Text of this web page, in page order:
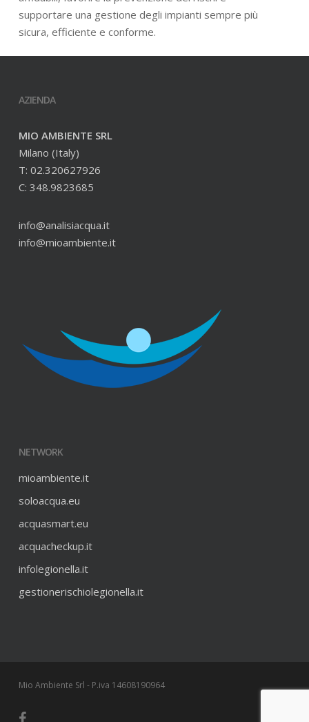
supportare una gestione degli impianti sempre più
sicura, efficiente e conforme.
AZIENDA
MIO AMBIENTE SRL
Milano (Italy)
T: 02.320627926
C: 348.9823685
info@analisiacqua.it
info@mioambiente.it
NETWORK
mioambiente.it
soloacqua.eu
acquasmart.eu
acquacheckup.it
infolegionella.it
gestionerischiolegionella.it
Mio Ambiente Srl - P.iva 14608190964
facebook